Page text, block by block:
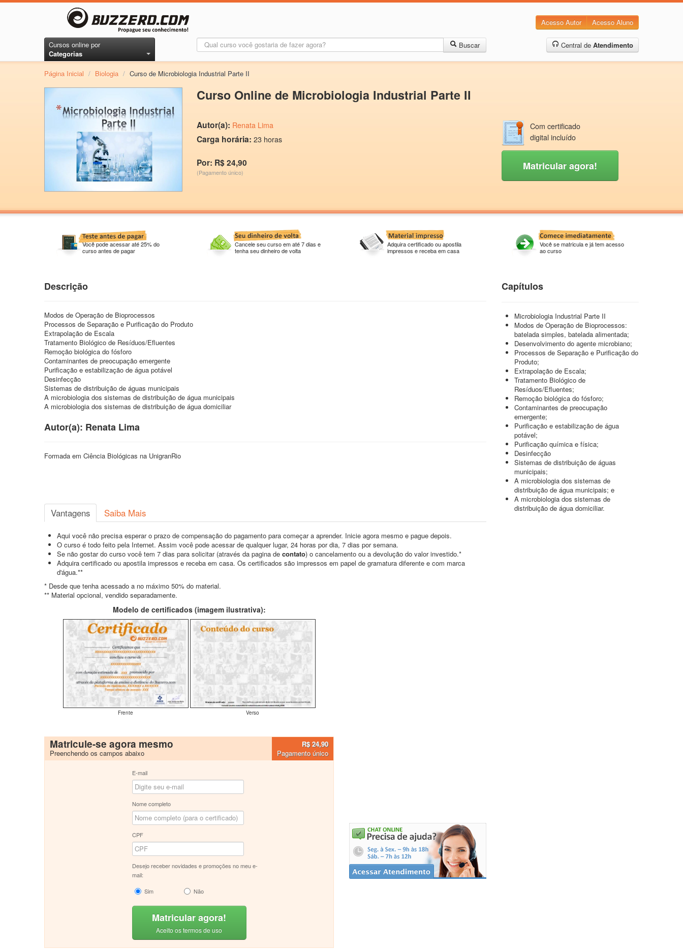
Acesso Autor Acesso Aluno
Cursos online por
Categorias
Buscar Central de Atendimento
Página Inicial / Biologia / Curso de Microbiologia Industrial Parte II
Curso Online de Microbiologia Industrial Parte II
Autor(a): Renata Lima
Carga horária: 23 horas
Por: R$ 24,90
(Pagamento único)
Com certificado
digital incluído
Matricular agora!
Você pode acessar até 25% do
curso antes de pagar
Cancele seu curso em até 7 dias e
tenha seu dinheiro de volta
Adquira certificado ou apostila
impressos e receba em casa
Você se matricula e já tem acesso
ao curso
Descrição
Modos de Operação de Bioprocessos
Processos de Separação e Purificação do Produto
Extrapolação de Escala
Tratamento Biológico de Resíduos/Efluentes
Remoção biológica do fósforo
Contaminantes de preocupação emergente
Purificação e estabilização de água potável
Desinfecção
Sistemas de distribuição de águas municipais
A microbiologia dos sistemas de distribuição de água municipais
A microbiologia dos sistemas de distribuição de água domiciliar
Autor(a): Renata Lima
Formada em Ciência Biológicas na UnigranRio
Vantagens Saiba Mais
Aqui você não precisa esperar o prazo de compensação do pagamento para começar a aprender. Inicie agora mesmo e pague depois.
O curso é todo feito pela Internet. Assim você pode acessar de qualquer lugar, 24 horas por dia, 7 dias por semana.
Se não gostar do curso você tem 7 dias para solicitar (através da pagina de contato) o cancelamento ou a devolução do valor investido.*
Adquira certificado ou apostila impressos e receba em casa. Os certificados são impressos em papel de gramatura diferente e com marca
d'água.**
* Desde que tenha acessado a no máximo 50% do material.
** Material opcional, vendido separadamente.
Modelo de certificados (imagem ilustrativa):
Frente Verso
Matricule-se agora mesmo
Preenchendo os campos abaixo
R$ 24,90
Pagamento único
E-mail
Nome completo
CPF
Desejo receber novidades e promoções no meu e-
mail:
Sim
Não
Matricular agora!
Aceito os termos de uso
Capítulos
Microbiologia Industrial Parte II
Modos de Operação de Bioprocessos:
batelada simples, batelada alimentada;
Desenvolvimento do agente microbiano;
Processos de Separação e Purificação do
Produto;
Extrapolação de Escala;
Tratamento Biológico de
Resíduos/Efluentes;
Remoção biológica do fósforo;
Contaminantes de preocupação
emergente;
Purificação e estabilização de água
potável;
Purificação química e física;
Desinfecção
Sistemas de distribuição de águas
municipais;
A microbiologia dos sistemas de
distribuição de água municipais; e
A microbiologia dos sistemas de
distribuição de água domiciliar.